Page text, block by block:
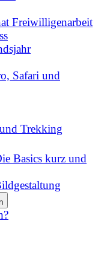
Freiwilligenarbeit
Safari und
Trekking
Basics kurz und